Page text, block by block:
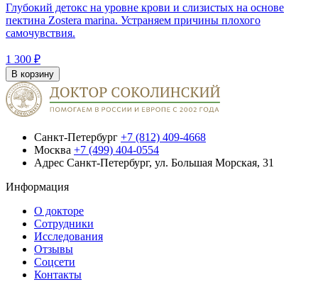
Глубокий детокс на уровне крови и слизистых на основе
пектина Zostera marina. Устраняем причины плохого
самочувствия.
1 300 ₽
В корзину
Санкт-Петербург +7 (812) 409-4668
Москва +7 (499) 404-0554
Адрес Санкт-Петербург, ул. Большая Морская, 31
Информация
О докторе
Сотрудники
Исследования
Отзывы
Соцсети
Контакты